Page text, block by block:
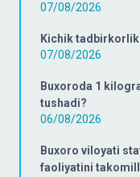
07/08/2026
Kichik
07/08/2026
Buxoroda 1
tushadi?
06/08/2026
Buxoro viloyati
faoliyatini